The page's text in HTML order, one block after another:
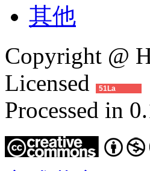
其他
Copyright @
Licensed
51La
Processed in